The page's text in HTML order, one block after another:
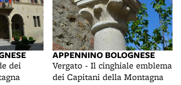
dei
APPENNINO BOLOGNESE
Vergato - Il cinghiale emblema
dei Capitani della Montagna